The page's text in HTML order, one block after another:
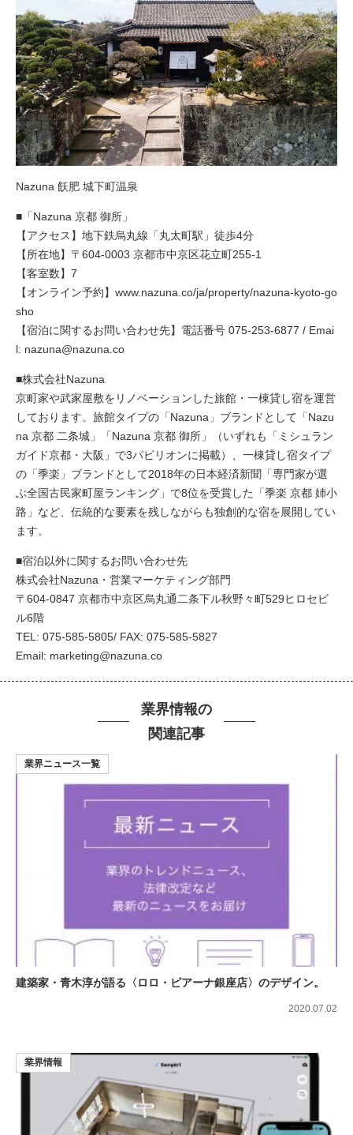
Nazuna 飫肥 城下町温泉
■「Nazuna 京都 御所」
【アクセス】地下鉄烏丸線「丸太町駅」徒歩4分
【所在地】〒604-0003 京都市中京区花立町255-1
【客室数】7
【オンライン予約】 www.nazuna.co/ja/property/nazuna-kyoto-go
sho
【宿泊に関するお問い合わせ先】電話番号 075-253-6877 / Emai
l: nazuna@nazuna.co
■株式会社Nazuna
京町家や武家屋敷をリノベーションした旅館・一棟貸し宿を運営
しております。旅館タイプの「Nazuna」ブランドとして「Nazu
na 京都 二条城」「Nazuna 京都 御所」（いずれも「ミシュラン
ガイド京都・大阪」で3パビリオンに掲載）、一棟貸し宿タイプ
の「季楽」ブランドとして2018年の日本経済新聞「専門家が選
ぶ全国古民家町屋ランキング」で8位を受賞した「季楽 京都 姉小
路」など、伝統的な要素を残しながらも独創的な宿を展開してい
ます。
■宿泊以外に関するお問い合わせ先
株式会社Nazuna・営業マーケティング部門
〒604-0847 京都市中京区烏丸通二条下ル秋野々町529ヒロセビ
ル6階
TEL: 075-585-5805/ FAX: 075-585-5827
Email: marketing@nazuna.co
業界情報の
関連記事
建築家・青木淳が語る〈ロロ・ピアーナ銀座店〉のデザイン。
業界ニュース一覧
2020.07.02
業界情報